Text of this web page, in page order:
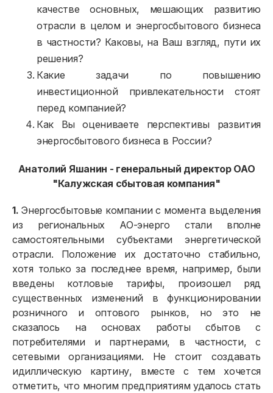
качестве основных, мешающих развитию
отрасли в целом и энергосбытового бизнеса
в частности? Каковы, на Ваш взгляд, пути их
решения?
Какие задачи по повышению
инвестиционной привлекательности стоят
перед компанией?
Как Вы оцениваете перспективы развития
энергосбытового бизнеса в России?
Анатолий Яшанин - генеральный директор ОАО
"Калужская сбытовая компания"
1. Энергосбытовые компании с момента выделения
из региональных АО-энерго стали вполне
самостоятельными субъектами энергетической
отрасли. Положение их достаточно стабильно,
хотя только за последнее время, например, были
введены котловые тарифы, произошел ряд
существенных изменений в функционировании
розничного и оптового рынков, но это не
сказалось на основах работы сбытов с
потребителями и партнерами, в частности, с
сетевыми организациями. Не стоит создавать
идиллическую картину, вместе с тем хочется
отметить, что многим предприятиям удалось стать